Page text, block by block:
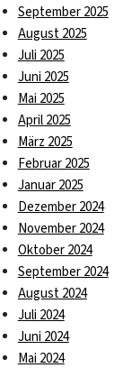
September 2025
August 2025
Juli 2025
Juni 2025
Mai 2025
April 2025
März 2025
Februar 2025
Januar 2025
Dezember 2024
November 2024
Oktober 2024
September 2024
August 2024
Juli 2024
Juni 2024
Mai 2024